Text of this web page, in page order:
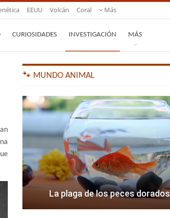
EEUU Volcán Coral Más
CURIOSIDADES INVESTIGACIÓN MÁS
🐾 MUNDO ANIMAL
La plaga de los peces dorados